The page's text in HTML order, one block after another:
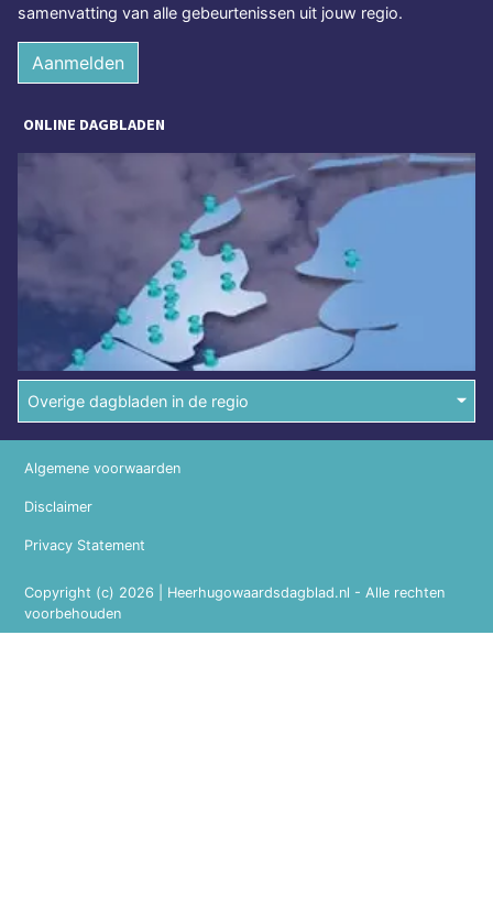
samenvatting van alle gebeurtenissen uit jouw regio.
Aanmelden
ONLINE DAGBLADEN
Overige dagbladen in de regio
Copyright (c) 2026 | Heerhugowaardsdagblad.nl - Alle rechten
voorbehouden
Algemene voorwaarden
Disclaimer
Privacy Statement